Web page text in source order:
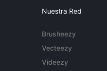
Nuestra Red
Brusheezy
Vecteezy
Videezy